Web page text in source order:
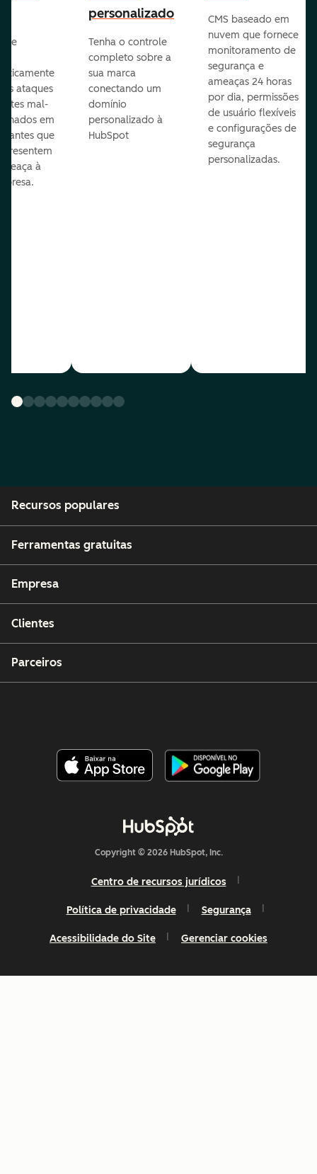
e
ataques
mal-
em
antes que
à
personalizado
Tenha o controle
completo sobre a
sua marca
conectando um
domínio
personalizado à
HubSpot
CMS baseado em
nuvem que fornece
monitoramento de
segurança e
ameaças 24 horas
por dia, permissões
de usuário flexíveis
e configurações de
segurança
personalizadas.
Recursos populares
Ferramentas gratuitas
Empresa
Clientes
Parceiros
Copyright © 2026 HubSpot, Inc.
Centro de recursos jurídicos
Política de privacidade Segurança
Acessibilidade do Site Gerenciar cookies